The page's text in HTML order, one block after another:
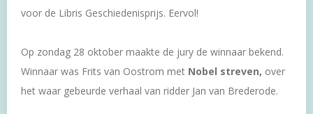
voor de Libris Geschiedenisprijs. Eervol!
Op zondag 28 oktober maakte de jury de winnaar bekend.
Winnaar was Frits van Oostrom met Nobel streven, over
het waar gebeurde verhaal van ridder Jan van Brederode.